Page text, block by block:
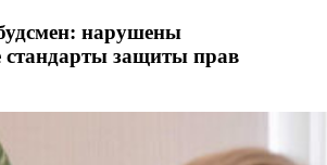
нарушены
защиты прав